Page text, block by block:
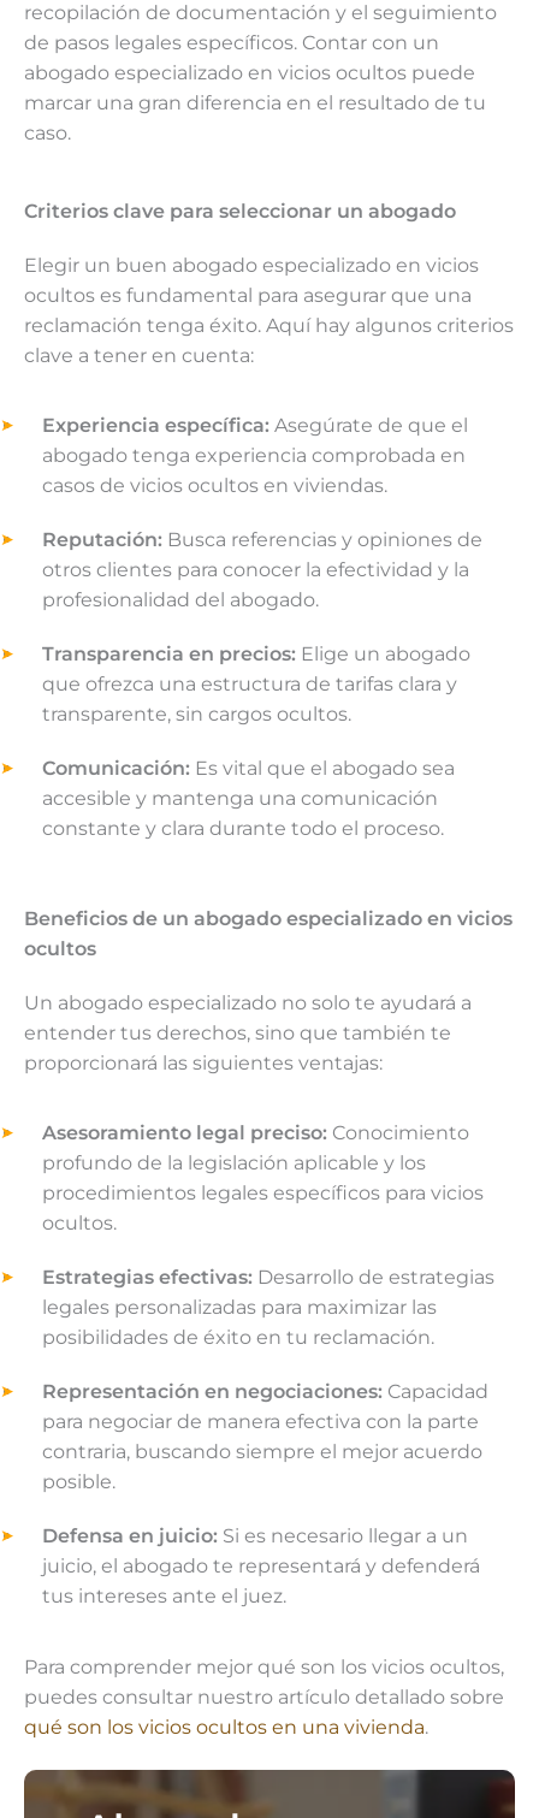
recopilación de documentación y el seguimiento
de pasos legales específicos. Contar con un
abogado especializado en vicios ocultos puede
marcar una gran diferencia en el resultado de tu
caso.
Criterios clave para seleccionar un abogado
Elegir un buen abogado especializado en vicios
ocultos es fundamental para asegurar que una
reclamación tenga éxito. Aquí hay algunos criterios
clave a tener en cuenta:
Experiencia específica: Asegúrate de que el
abogado tenga experiencia comprobada en
casos de vicios ocultos en viviendas.
Reputación: Busca referencias y opiniones de
otros clientes para conocer la efectividad y la
profesionalidad del abogado.
Transparencia en precios: Elige un abogado
que ofrezca una estructura de tarifas clara y
transparente, sin cargos ocultos.
Comunicación: Es vital que el abogado sea
accesible y mantenga una comunicación
constante y clara durante todo el proceso.
Beneficios de un abogado especializado en vicios
ocultos
Un abogado especializado no solo te ayudará a
entender tus derechos, sino que también te
proporcionará las siguientes ventajas:
Asesoramiento legal preciso: Conocimiento
profundo de la legislación aplicable y los
procedimientos legales específicos para vicios
ocultos.
Estrategias efectivas: Desarrollo de estrategias
legales personalizadas para maximizar las
posibilidades de éxito en tu reclamación.
Representación en negociaciones: Capacidad
para negociar de manera efectiva con la parte
contraria, buscando siempre el mejor acuerdo
posible.
Defensa en juicio: Si es necesario llegar a un
juicio, el abogado te representará y defenderá
tus intereses ante el juez.
Para comprender mejor qué son los vicios ocultos,
puedes consultar nuestro artículo detallado sobre
qué son los vicios ocultos en una vivienda.